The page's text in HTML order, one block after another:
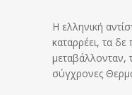
Η ελληνική
καταρρέει, τα δε
μεταβάλλονταν,
σύγχρονες